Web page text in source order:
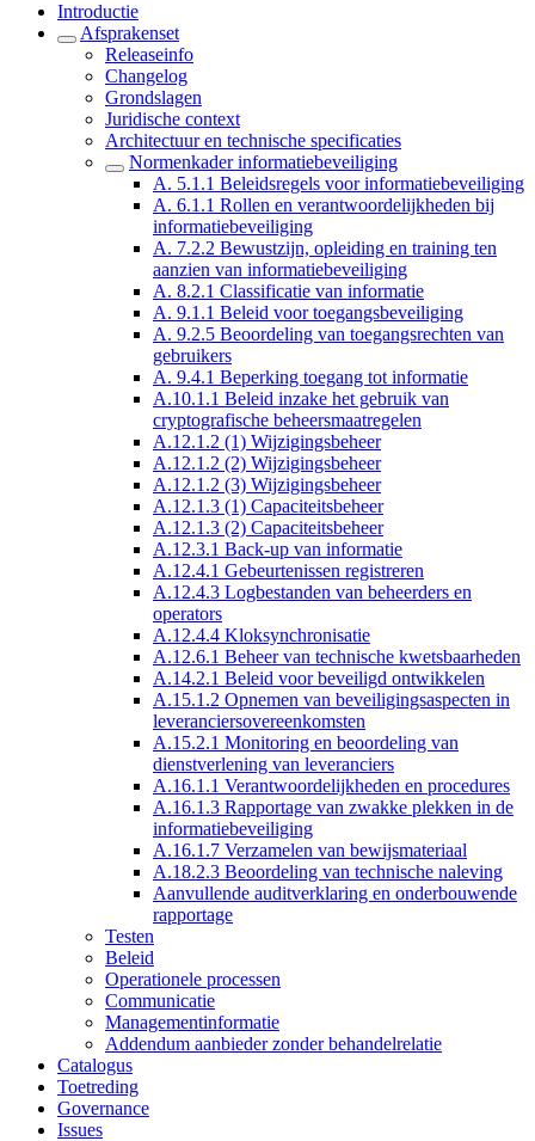
Introductie
Afsprakenset
Releaseinfo
Changelog
Grondslagen
Juridische context
Architectuur en technische specificaties
Normenkader informatiebeveiliging
A. 5.1.1 Beleidsregels voor informatiebeveiliging
A. 6.1.1 Rollen en verantwoordelijkheden bij
informatiebeveiliging
A. 7.2.2 Bewustzijn, opleiding en training ten
aanzien van informatiebeveiliging
A. 8.2.1 Classificatie van informatie
A. 9.1.1 Beleid voor toegangsbeveiliging
A. 9.2.5 Beoordeling van toegangsrechten van
gebruikers
A. 9.4.1 Beperking toegang tot informatie
A.10.1.1 Beleid inzake het gebruik van
cryptografische beheersmaatregelen
A.12.1.2 (1) Wijzigingsbeheer
A.12.1.2 (2) Wijzigingsbeheer
A.12.1.2 (3) Wijzigingsbeheer
A.12.1.3 (1) Capaciteitsbeheer
A.12.1.3 (2) Capaciteitsbeheer
A.12.3.1 Back-up van informatie
A.12.4.1 Gebeurtenissen registreren
A.12.4.3 Logbestanden van beheerders en
operators
A.12.4.4 Kloksynchronisatie
A.12.6.1 Beheer van technische kwetsbaarheden
A.14.2.1 Beleid voor beveiligd ontwikkelen
A.15.1.2 Opnemen van beveiligingsaspecten in
leveranciersovereenkomsten
A.15.2.1 Monitoring en beoordeling van
dienstverlening van leveranciers
A.16.1.1 Verantwoordelijkheden en procedures
A.16.1.3 Rapportage van zwakke plekken in de
informatiebeveiliging
A.16.1.7 Verzamelen van bewijsmateriaal
A.18.2.3 Beoordeling van technische naleving
Aanvullende auditverklaring en onderbouwende
rapportage
Testen
Beleid
Operationele processen
Communicatie
Managementinformatie
Addendum aanbieder zonder behandelrelatie
Catalogus
Toetreding
Governance
Issues